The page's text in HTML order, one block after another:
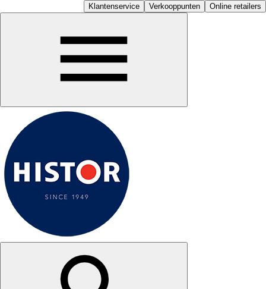
Klantenservice Verkooppunten Online retailers